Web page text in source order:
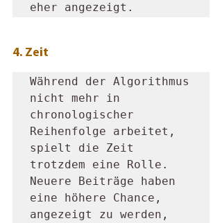
eher angezeigt.
4. Zeit
Während der Algorithmus
nicht mehr in
chronologischer
Reihenfolge arbeitet,
spielt die Zeit
trotzdem eine Rolle.
Neuere Beiträge haben
eine höhere Chance,
angezeigt zu werden,